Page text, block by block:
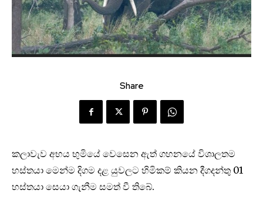
Share
කලාවැව අභය භුමි‌යේ ‌ව‌ෙස‌ෙ‌න ඇත් ගහනයේ විශාලතම
හස්තයා ම‌ෙ‌න්ම දිගම දළ යුවලට හිමිකම් කියන දීගදන්තු 01
හස්තයා ‌සෙයා ගැනීම සමත් වී තිබේ.